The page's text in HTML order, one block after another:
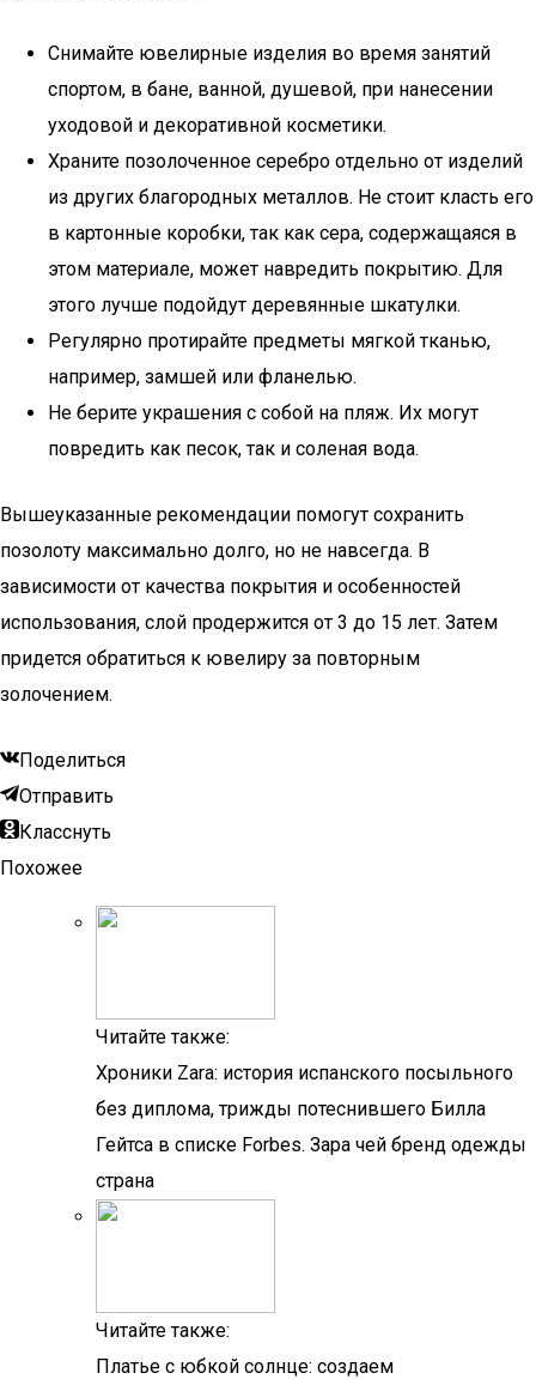
Снимайте ювелирные изделия во время занятий
спортом, в бане, ванной, душевой, при нанесении
уходовой и декоративной косметики.
Храните позолоченное серебро отдельно от изделий
из других благородных металлов. Не стоит класть его
в картонные коробки, так как сера, содержащаяся в
этом материале, может навредить покрытию. Для
этого лучше подойдут деревянные шкатулки.
Регулярно протирайте предметы мягкой тканью,
например, замшей или фланелью.
Не берите украшения с собой на пляж. Их могут
повредить как песок, так и соленая вода.
Вышеуказанные рекомендации помогут сохранить
позолоту максимально долго, но не навсегда. В
зависимости от качества покрытия и особенностей
использования, слой продержится от 3 до 15 лет. Затем
придется обратиться к ювелиру за повторным
золочением.
Поделиться
Отправить
Класснуть
Похожее
Читайте также:
Хроники Zara: история испанского посыльного
без диплома, трижды потеснившего Билла
Гейтса в списке Forbes. Зара чей бренд одежды
страна
Читайте также:
Платье с юбкой солнце: создаем